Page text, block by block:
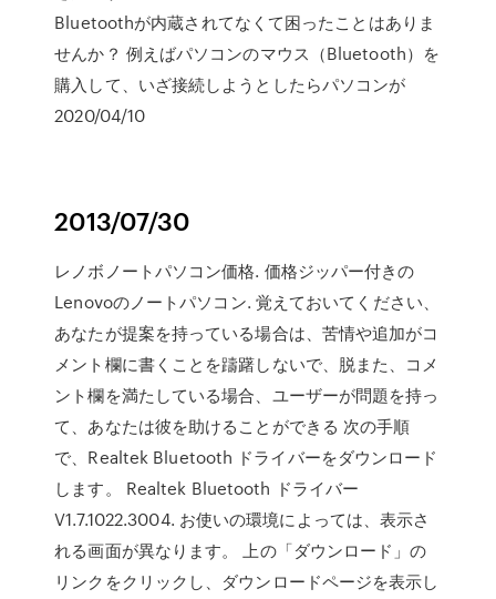
Bluetoothが内蔵されてなくて困ったことはありま
せんか？ 例えばパソコンのマウス（Bluetooth）を
購入して、いざ接続しようとしたらパソコンが
2020/04/10
2013/07/30
レノボノートパソコン価格. 価格ジッパー付きの
Lenovoのノートパソコン. 覚えておいてください、
あなたが提案を持っている場合は、苦情や追加がコ
メント欄に書くことを躊躇しないで、脱また、コメ
ント欄を満たしている場合、ユーザーが問題を持っ
て、あなたは彼を助けることができる 次の手順
で、Realtek Bluetooth ドライバーをダウンロード
します。 Realtek Bluetooth ドライバー
V1.7.1022.3004. お使いの環境によっては、表示さ
れる画面が異なります。 上の「ダウンロード」の
リンクをクリックし、ダウンロードページを表示し